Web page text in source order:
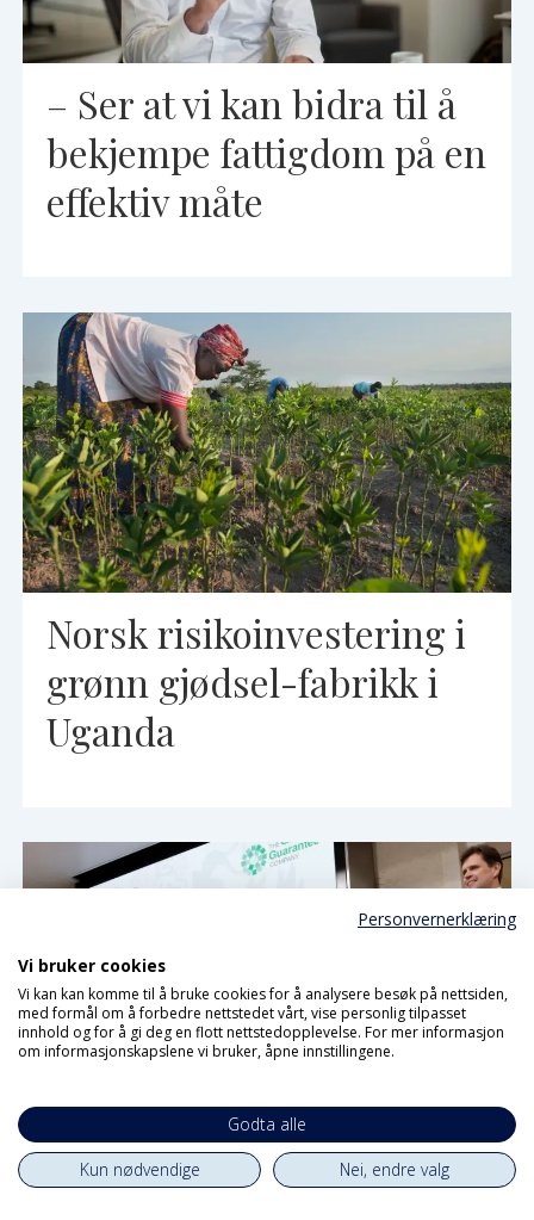
– Ser at vi kan bidra til å
bekjempe fattigdom på en
effektiv måte
Norsk risikoinvestering i
grønn gjødsel-fabrikk i
Uganda
Verdens første
Personvernerklæring
Vi bruker cookies
Vi kan kan komme til å bruke cookies for å analysere besøk på nettsiden,
med formål om å forbedre nettstedet vårt, vise personlig tilpasset
innhold og for å gi deg en flott nettstedopplevelse. For mer informasjon
om informasjonskapslene vi bruker, åpne innstillingene.
Godta alle
Kun nødvendige
Nei, endre valg